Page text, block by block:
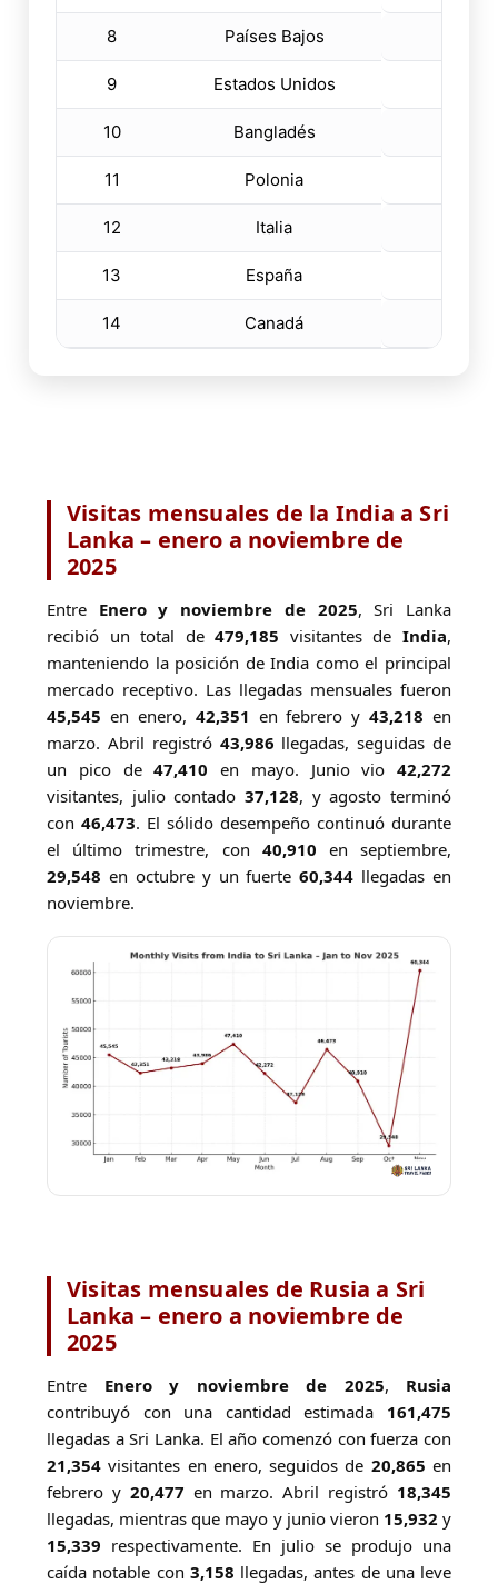
8 Países Bajos
9 Estados Unidos
10 Bangladés
11 Polonia
12 Italia
13 España
14 Canadá
Visitas mensuales de la India a Sri
Lanka – enero a noviembre de
2025
Entre Enero y noviembre de 2025, Sri Lanka
recibió un total de479,185 visitantes deIndia,
manteniendo la posición de India como el principal
mercado receptivo. Las llegadas mensuales fueron
45,545 en enero, 42,351 en febrero y43,218 en
marzo. Abril registró 43,986 llegadas, seguidas de
un pico de47,410 en mayo. Junio vio 42,272
visitantes, julio contado 37,128, y agosto terminó
con 46,473. El sólido desempeño continuó durante
el último trimestre, con 40,910 en septiembre,
29,548 en octubre y un fuerte60,344 llegadas en
noviembre.
Visitas mensuales de Rusia a Sri
Lanka – enero a noviembre de
2025
Entre Enero y noviembre de 2025, Rusia
contribuyó con una cantidad estimada 161,475
llegadas a Sri Lanka. El año comenzó con fuerza con
21,354 visitantes en enero, seguidos de 20,865 en
febrero y 20,477 en marzo. Abril registró 18,345
llegadas, mientras que mayo y junio vieron 15,932 y
15,339 respectivamente. En julio se produjo una
caída notable con 3,158 llegadas, antes de una leve